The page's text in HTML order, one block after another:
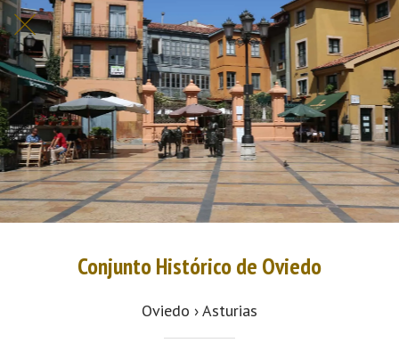
Conjunto Histórico de Oviedo
Oviedo › Asturias